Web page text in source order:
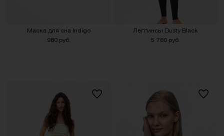
Mаска для сна Indigo
980 руб.
Леггинсы Dusty Black
5 780 руб.